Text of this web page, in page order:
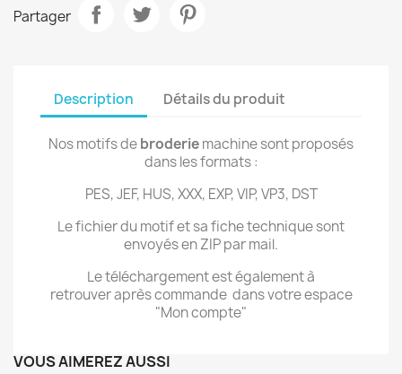
Partager
Description Détails du produit
Nos motifs debroderiemachine sont proposés
dans les formats :
PES, JEF, HUS, XXX, EXP, VIP, VP3, DST
Le fichier du motif et sa fiche technique sont
envoyés en ZIP par mail.
Le téléchargement est également à
retrouver après commande dans votre espace
"Mon compte"
VOUS AIMEREZ AUSSI